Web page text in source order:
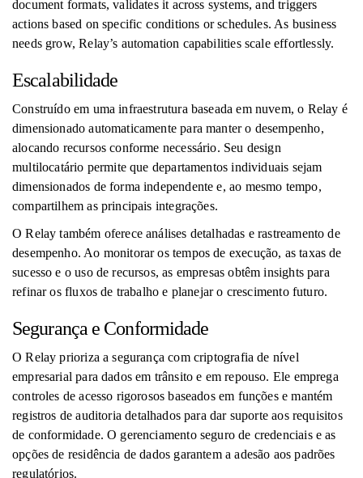
document formats, validates it across systems, and triggers
actions based on specific conditions or schedules. As business
needs grow, Relay’s automation capabilities scale effortlessly.
Escalabilidade
Construído em uma infraestrutura baseada em nuvem, o Relay é
dimensionado automaticamente para manter o desempenho,
alocando recursos conforme necessário. Seu design
multilocatário permite que departamentos individuais sejam
dimensionados de forma independente e, ao mesmo tempo,
compartilhem as principais integrações.
O Relay também oferece análises detalhadas e rastreamento de
desempenho. Ao monitorar os tempos de execução, as taxas de
sucesso e o uso de recursos, as empresas obtêm insights para
refinar os fluxos de trabalho e planejar o crescimento futuro.
Segurança e Conformidade
O Relay prioriza a segurança com criptografia de nível
empresarial para dados em trânsito e em repouso. Ele emprega
controles de acesso rigorosos baseados em funções e mantém
registros de auditoria detalhados para dar suporte aos requisitos
de conformidade. O gerenciamento seguro de credenciais e as
opções de residência de dados garantem a adesão aos padrões
regulatórios.